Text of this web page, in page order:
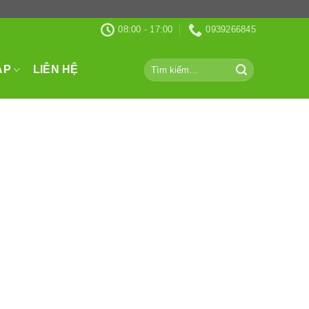
08:00 - 17:00 0939266845
LIÊN HỆ
Tìm
kiếm: